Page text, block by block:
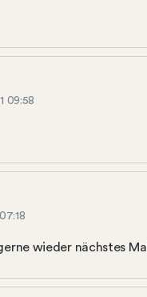
09:58
wieder nächstes Mal